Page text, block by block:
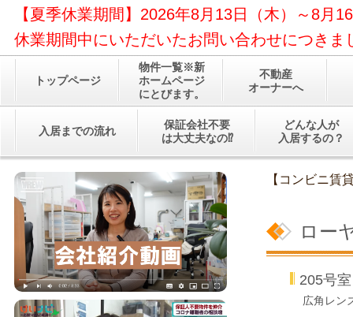
【夏季休業期間】2026年8月13日（木）～8月
休業期間中にいただいたお問い合わせにつき
トップページ
物件一覧※新
ホームページ
にとびます。
不動産
オーナーへ
入居までの流れ
保証会社不要
は大丈夫なの⁉
どんな人が
入居するの？
【コンビニ賃
ロー
205号
広角レン